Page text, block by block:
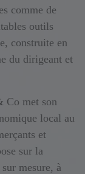
comme de
outils
construite en
du dirigeant et
Co met son
local au
et
sur la
mesure, à